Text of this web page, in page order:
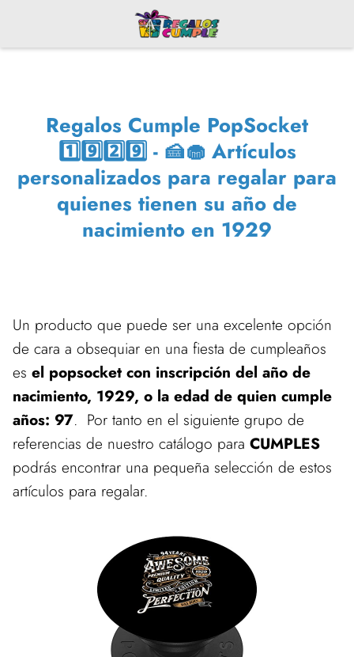
Regalos Cumple PopSocket
1️⃣9️⃣2️⃣9️⃣ - 🍰🧁 Artículos
personalizados para regalar para
quienes tienen su año de
nacimiento en 1929
Un producto que puede ser una excelente opción
de cara a obsequiar en una fiesta de cumpleaños
es el popsocket con inscripción del año de
nacimiento, 1929, o la edad de quien cumple
años: 97. Por tanto en el siguiente grupo de
referencias de nuestro catálogo para CUMPLES
podrás encontrar una pequeña selección de estos
artículos para regalar.